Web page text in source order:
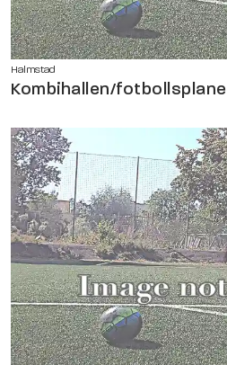
Halmstad
Kombihallen/